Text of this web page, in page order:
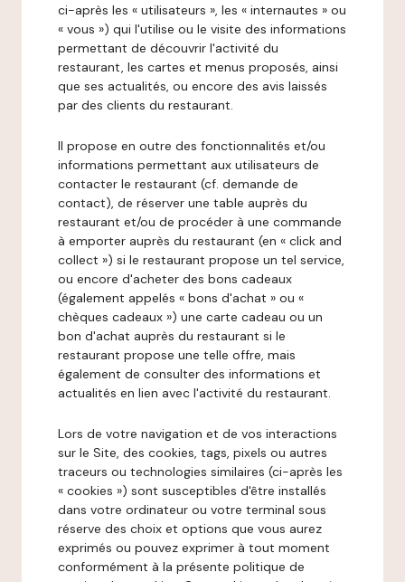
ci-après les « utilisateurs », les « internautes » ou
« vous ») qui l'utilise ou le visite des informations
permettant de découvrir l'activité du
restaurant, les cartes et menus proposés, ainsi
que ses actualités, ou encore des avis laissés
par des clients du restaurant.
Il propose en outre des fonctionnalités et/ou
informations permettant aux utilisateurs de
contacter le restaurant (cf. demande de
contact), de réserver une table auprès du
restaurant et/ou de procéder à une commande
à emporter auprès du restaurant (en « click and
collect ») si le restaurant propose un tel service,
ou encore d'acheter des bons cadeaux
(également appelés « bons d'achat » ou «
chèques cadeaux ») une carte cadeau ou un
bon d'achat auprès du restaurant si le
restaurant propose une telle offre, mais
également de consulter des informations et
actualités en lien avec l'activité du restaurant.
Lors de votre navigation et de vos interactions
sur le Site, des cookies, tags, pixels ou autres
traceurs ou technologies similaires (ci-après les
« cookies ») sont susceptibles d'être installés
dans votre ordinateur ou votre terminal sous
réserve des choix et options que vous aurez
exprimés ou pouvez exprimer à tout moment
conformément à la présente politique de